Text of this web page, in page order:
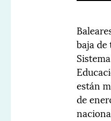
baja
están
de